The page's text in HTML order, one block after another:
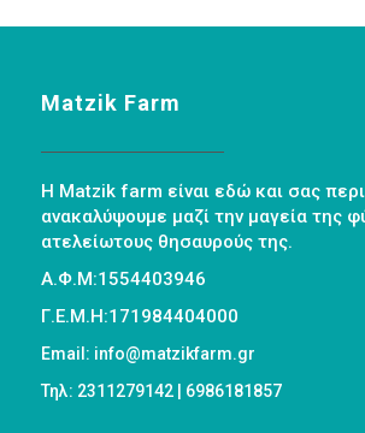
Matzik Farm
Η Matzik farm είναι εδώ και σας
ανακαλύψουμε μαζί την μαγεία της
ατελείωτους θησαυρούς της.
Α.Φ.Μ:1554403946
Γ.Ε.Μ.Η:171984404000
Email: info@matzikfarm.gr
Τηλ: 2311279142 | 6986181857